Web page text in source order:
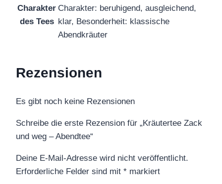
Charakter
des Tees
Charakter: beruhigend, ausgleichend,
klar, Besonderheit: klassische
Abendkräuter
Rezensionen
Es gibt noch keine Rezensionen
Schreibe die erste Rezension für „Kräutertee Zack
und weg – Abendtee“
Deine E-Mail-Adresse wird nicht veröffentlicht.
Erforderliche Felder sind mit * markiert